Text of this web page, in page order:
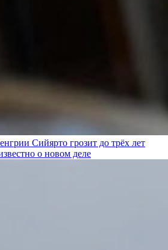
Сийярто грозит до трёх лет
о новом деле